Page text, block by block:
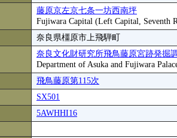
藤原京左京七条一坊西南坪
Fujiwara Capital (Left Capital, Seventh
奈良県橿原市上飛騨町
奈良文化財研究所飛鳥藤原宮跡発掘
Department of Asuka and Fujiwara
飛鳥藤原第115次
SX501
5AWHHI16